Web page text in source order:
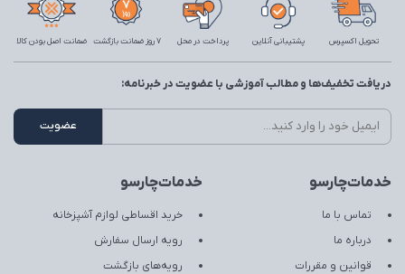
تحویل اکسپرس پشتیبانی آنلاین پرداخت در محل 7 روز ضمانت بازگشت ضمانت اصل بودن کالا
خدمات‌چارسو
تماس با ما
درباره ما
قوانین و مقررات
خدمات‌چارسو
خرید اقساطی لوازم آشپزخانه
رویه ارسال سفارش
رویه‌های بازگشت
دریافت تخفیف‌ها و مطالب آموزشی با عضویت در خبرنامه: